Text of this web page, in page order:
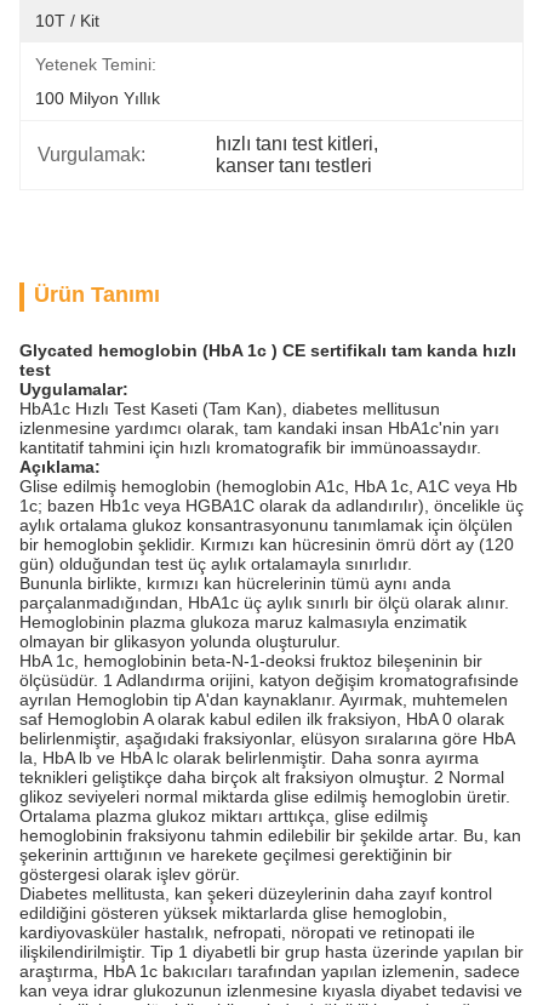
10T / Kit
Yetenek Temini:
100 Milyon Yıllık
Vurgulamak:
hızlı tanı test kitleri,
kanser tanı testleri
Ürün Tanımı
Glycated hemoglobin (HbA 1c ) CE sertifikalı tam kanda hızlı
test
Uygulamalar:
HbA1c Hızlı Test Kaseti (Tam Kan), diabetes mellitusun
izlenmesine yardımcı olarak, tam kandaki insan HbA1c'nin yarı
kantitatif tahmini için hızlı kromatografik bir immünoassaydır.
Açıklama:
Glise edilmiş hemoglobin (hemoglobin A1c, HbA 1c, A1C veya Hb
1c; bazen Hb1c veya HGBA1C olarak da adlandırılır), öncelikle üç
aylık ortalama glukoz konsantrasyonunu tanımlamak için ölçülen
bir hemoglobin şeklidir. Kırmızı kan hücresinin ömrü dört ay (120
gün) olduğundan test üç aylık ortalamayla sınırlıdır.
Bununla birlikte, kırmızı kan hücrelerinin tümü aynı anda
parçalanmadığından, HbA1c üç aylık sınırlı bir ölçü olarak alınır.
Hemoglobinin plazma glukoza maruz kalmasıyla enzimatik
olmayan bir glikasyon yolunda oluşturulur.
HbA 1c, hemoglobinin beta-N-1-deoksi fruktoz bileşeninin bir
ölçüsüdür. 1 Adlandırma orijini, katyon değişim kromatografısinde
ayrılan Hemoglobin tip A'dan kaynaklanır. Ayırmak, muhtemelen
saf Hemoglobin A olarak kabul edilen ilk fraksiyon, HbA 0 olarak
belirlenmiştir, aşağıdaki fraksiyonlar, elüsyon sıralarına göre HbA
la, HbA lb ve HbA lc olarak belirlenmiştir. Daha sonra ayırma
teknikleri geliştikçe daha birçok alt fraksiyon olmuştur. 2 Normal
glikoz seviyeleri normal miktarda glise edilmiş hemoglobin üretir.
Ortalama plazma glukoz miktarı arttıkça, glise edilmiş
hemoglobinin fraksiyonu tahmin edilebilir bir şekilde artar. Bu, kan
şekerinin arttığının ve harekete geçilmesi gerektiğinin bir
göstergesi olarak işlev görür.
Diabetes mellitusta, kan şekeri düzeylerinin daha zayıf kontrol
edildiğini gösteren yüksek miktarlarda glise hemoglobin,
kardiyovasküler hastalık, nefropati, nöropati ve retinopati ile
ilişkilendirilmiştir. Tip 1 diyabetli bir grup hasta üzerinde yapılan bir
araştırma, HbA 1c bakıcıları tarafından yapılan izlemenin, sadece
kan veya idrar glukozunun izlenmesine kıyasla diyabet tedavisi ve